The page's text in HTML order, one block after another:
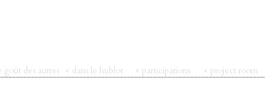
goût des autres < dans le hublot < participations < project room